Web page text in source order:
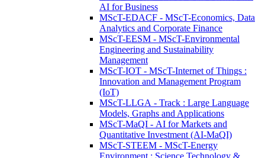
AI for Business
MScT-EDACF - MScT-Economics, Data
Analytics and Corporate Finance
MScT-EESM - MScT-Environmental
Engineering and Sustainability
Management
MScT-IOT - MScT-Internet of Things :
Innovation and Management Program
(IoT)
MScT-LLGA - Track : Large Language
Models, Graphs and Applications
MScT-MaQI - AI for Markets and
Quantitative Investment (AI-MaQI)
MScT-STEEM - MScT-Energy
Environment : Science Technology &